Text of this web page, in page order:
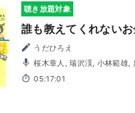
聴き放題対象
誰も教えてくれない
うだひろえ
桜木章人, 瑞沢渓, 小林範雄, 泉翔太郎, 高橋奈津江, 水口
まつり, 小林眞紀, 平山縁
05:17:01